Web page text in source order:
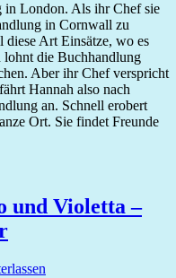
in London. Als ihr Chef sie
in Cornwall zu
diese Art Einsätze, wo es
lohnt die Buchhandlung
Aber ihr Chef verspricht
Hannah also nach
an. Schnell erobert
Ort. Sie findet Freunde
und Violetta –